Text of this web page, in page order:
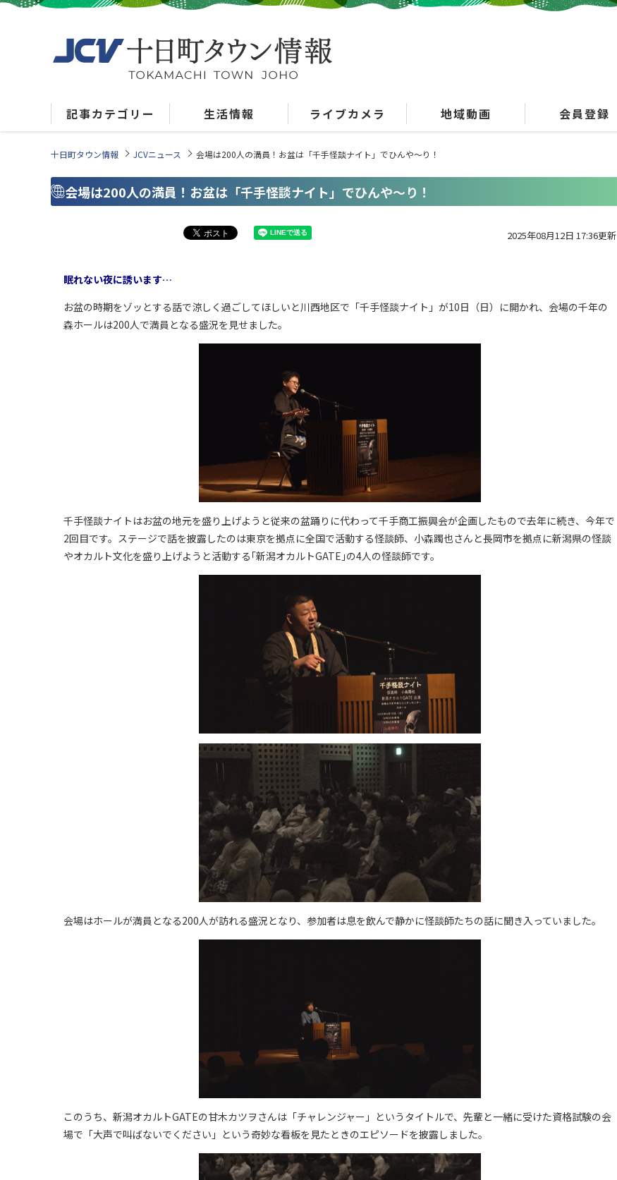
記事カテゴリー 生活情報 ライブカメラ 地域動画 会員登録
十日町タウン情報 JCVニュース 会場は200人の満員！お盆は「千手怪談ナイト」でひんや～り！
会場は200人の満員！お盆は「千手怪談ナイト」でひんや～り！
2025年08月12日 17:36更新
眠れない夜に誘います…
お盆の時期をゾッとする話で涼しく過ごしてほしいと川西地区で「千手怪談ナイト」が10日（日）に開かれ、会場の千年の
森ホールは200人で満員となる盛況を見せました。
千手怪談ナイトはお盆の地元を盛り上げようと従来の盆踊りに代わって千手商工振興会が企画したもので去年に続き、今年で
2回目です。ステージで話を披露したのは東京を拠点に全国で活動する怪談師、小森躅也さんと長岡市を拠点に新潟県の怪談
やオカルト文化を盛り上げようと活動する｢新潟オカルトGATE｣の4人の怪談師です。
会場はホールが満員となる200人が訪れる盛況となり、参加者は息を飲んで静かに怪談師たちの話に聞き入っていました。
このうち、新潟オカルトGATEの甘木カツヲさんは「チャレンジャー」というタイトルで、先輩と一緒に受けた資格試験の会
場で「大声で叫ばないでください」という奇妙な看板を見たときのエピソードを披露しました。